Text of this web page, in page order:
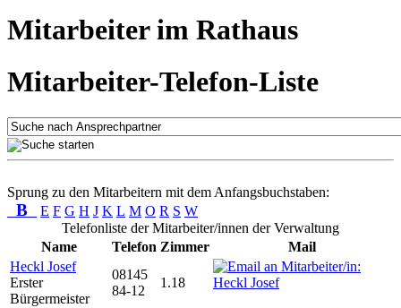
Mitarbeiter im Rathaus
Mitarbeiter-Telefon-Liste
Sprung zu den Mitarbeitern mit dem Anfangsbuchstaben:
B E F G H J K L M O R S W
Telefonliste der Mitarbeiter/innen der Verwaltung
Name
Telefon Zimmer
Mail
Heckl Josef
Erster
Bürgermeister
08145
84-12
1.18